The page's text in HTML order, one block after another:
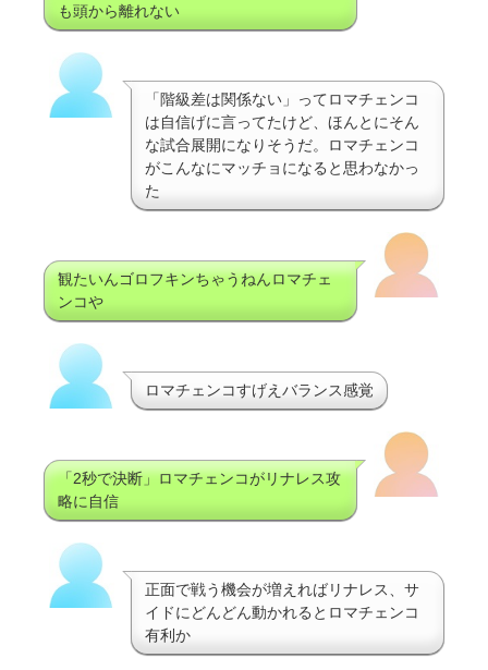
も頭から離れない
「階級差は関係ない」ってロマチェンコ
は自信げに言ってたけど、ほんとにそん
な試合展開になりそうだ。ロマチェンコ
がこんなにマッチョになると思わなかっ
た
観たいんゴロフキンちゃうねんロマチェ
ンコや
ロマチェンコすげえバランス感覚
「2秒で決断」ロマチェンコがリナレス攻
略に自信
正面で戦う機会が増えればリナレス、サ
イドにどんどん動かれるとロマチェンコ
有利か